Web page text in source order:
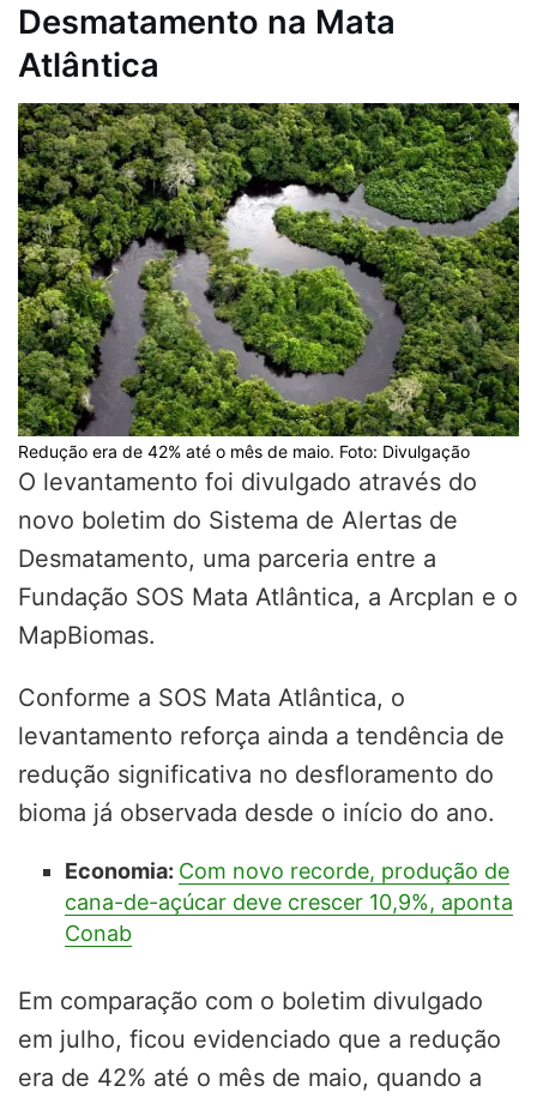
Desmatamento na Mata
Atlântica
Redução era de 42% até o mês de maio. Foto: Divulgação
O levantamento foi divulgado através do
novo boletim do Sistema de Alertas de
Desmatamento, uma parceria entre a
Fundação SOS Mata Atlântica, a Arcplan e o
MapBiomas.
Conforme a SOS Mata Atlântica, o
levantamento reforça ainda a tendência de
redução significativa no desfloramento do
bioma já observada desde o início do ano.
Economia: Com novo recorde, produção de
cana-de-açúcar deve crescer 10,9%, aponta
Conab
Em comparação com o boletim divulgado
em julho, ficou evidenciado que a redução
era de 42% até o mês de maio, quando a